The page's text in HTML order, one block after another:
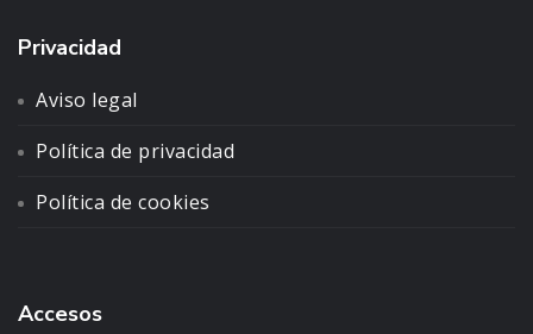
Privacidad
Aviso legal
Política de privacidad
Política de cookies
Accesos